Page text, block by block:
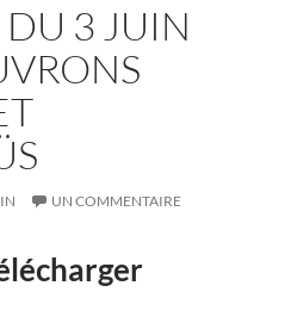
3 JUIN
UN COMMENTAIRE